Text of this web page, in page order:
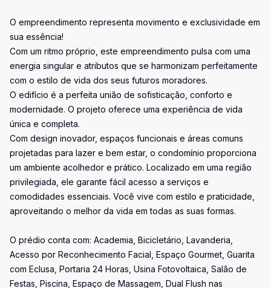
O empreendimento representa movimento e exclusividade em
sua essência!
Com um ritmo próprio, este empreendimento pulsa com uma
energia singular e atributos que se harmonizam perfeitamente
com o estilo de vida dos seus futuros moradores.
O edifício é a perfeita união de sofisticação, conforto e
modernidade. O projeto oferece uma experiência de vida
única e completa.
Com design inovador, espaços funcionais e áreas comuns
projetadas para lazer e bem estar, o condomínio proporciona
um ambiente acolhedor e prático. Localizado em uma região
privilegiada, ele garante fácil acesso a serviços e
comodidades essenciais. Você vive com estilo e praticidade,
aproveitando o melhor da vida em todas as suas formas.
O prédio conta com: Academia, Bicicletário, Lavanderia,
Acesso por Reconhecimento Facial, Espaço Gourmet, Guarita
com Eclusa, Portaria 24 Horas, Usina Fotovoltaica, Salão de
Festas, Piscina, Espaço de Massagem, Dual Flush nas